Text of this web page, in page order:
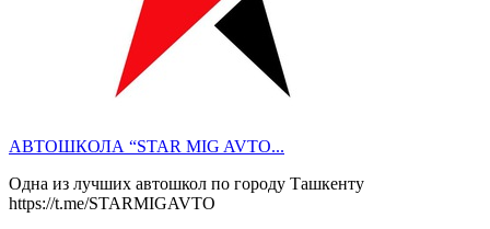
АВТОШКОЛА “STAR MIG AVTO...
Одна из лучших автошкол по городу Ташкенту
https://t.me/STARMIGAVTO